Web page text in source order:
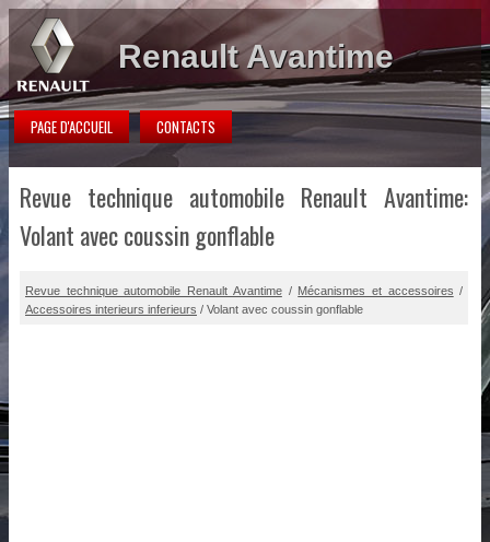
Renault Avantime
PAGE D'ACCUEIL CONTACTS
Revue technique automobile Renault Avantime:
Volant avec coussin gonflable
Revue technique automobile Renault Avantime/ Mécanismes et accessoires /
Accessoires interieurs inferieurs / Volant avec coussin gonflable